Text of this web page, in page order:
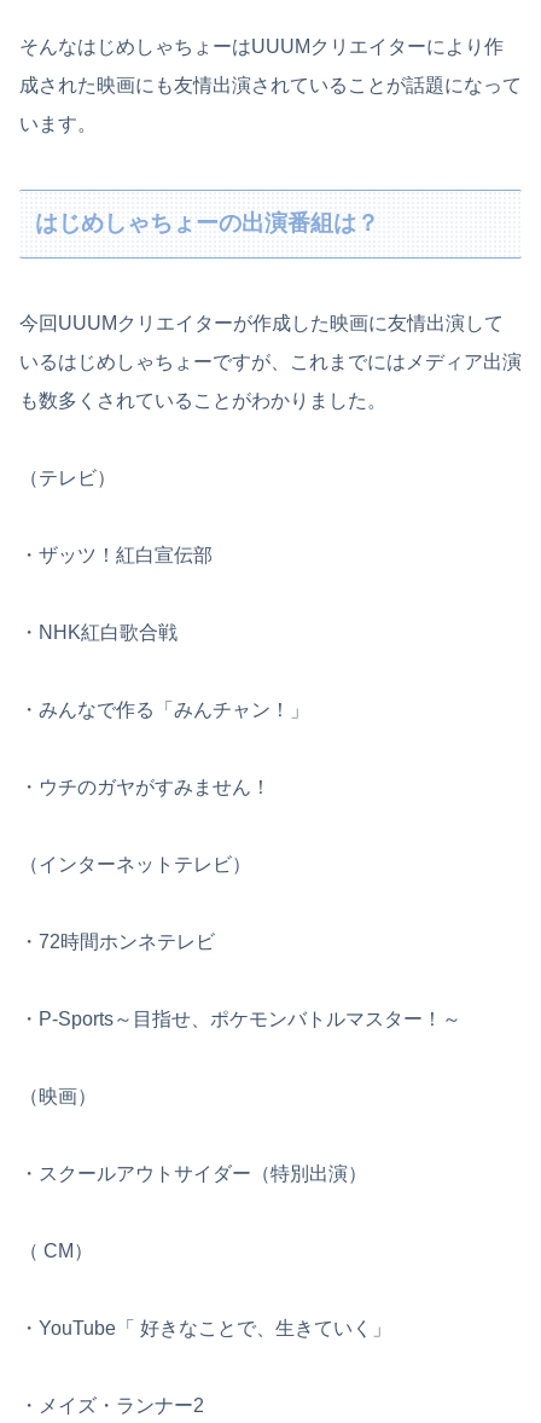
そんなはじめしゃちょーはUUUMクリエイターにより作
成された映画にも友情出演されていることが話題になって
います。
はじめしゃちょーの出演番組は？
今回UUUMクリエイターが作成した映画に友情出演して
いるはじめしゃちょーですが、これまでにはメディア出演
も数多くされていることがわかりました。
（テレビ）
・ザッツ！紅白宣伝部
・NHK紅白歌合戦
・みんなで作る「みんチャン！」
・ウチのガヤがすみません！
（インターネットテレビ）
・72時間ホンネテレビ
・P-Sports～目指せ、ポケモンバトルマスター！～
（映画）
・スクールアウトサイダー（特別出演）
（ CM）
・YouTube「 好きなことで、生きていく」
・メイズ・ランナー2